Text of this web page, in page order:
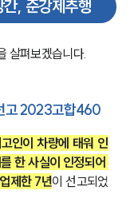
, 준강제추행
살펴보겠습니다.
고 2023고합460
인이 차량에 태워 인
한 사실이 인정되어
제한 7년이 선고되었